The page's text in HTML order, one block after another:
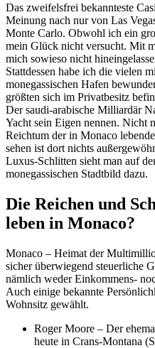
Das zweifelsfrei bekannteste
Meinung nach nur von Las
Monte Carlo. Obwohl ich ein
mein Glück nicht versucht. Mit
mich sowieso nicht
Stattdessen habe ich die vielen
monegassischen Hafen
größten sich im Privatbesitz
Der saudi-arabische Milliardär
Yacht sein Eigen nennen. Nicht
Reichtum der in Monaco
sehen ist dort nichts
Luxus-Schlitten sieht man auf
monegassischen Stadtbild dazu.
Die Reichen und
leben in Monaco?
Monaco – Heimat der
sicher überwiegend steuerliche
nämlich weder Einkommens-
Auch einige bekannte
Wohnsitz gewählt.
Roger Moore – Der
heute in Crans-Montana